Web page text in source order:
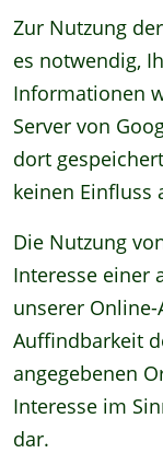
Zur Nutzung
es notwendig,
Informationen
Server von
dort
keinen Einfluss
Die Nutzung
Interesse einer
unserer
Auffindbarkeit
angegebenen
Interesse im
dar.